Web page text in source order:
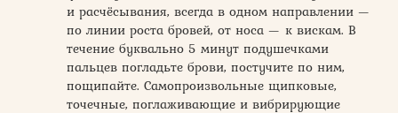
и расчёсывания, всегда в одном направлении —
по линии роста бровей, от носа — к вискам. В
течение буквально 5 минут подушечками
пальцев погладьте брови, постучите по ним,
пощипайте. Самопроизвольные щипковые,
точечные, поглаживающие и вибрирующие